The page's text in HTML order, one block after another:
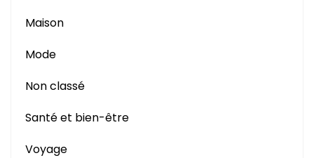
Maison
Mode
Non classé
Santé et bien-être
Voyage